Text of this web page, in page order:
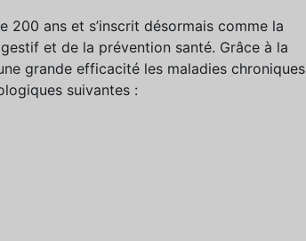
ans et s’inscrit désormais comme la
et de la prévention santé. Grâce à la
grande efficacité les maladies chroniques
suivantes :